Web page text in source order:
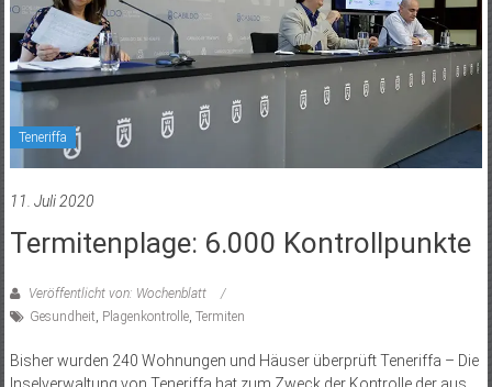
Teneriffa
11. Juli 2020
Termitenplage: 6.000 Kontrollpunkte
Veröffentlicht von: Wochenblatt
Gesundheit, Plagenkontrolle, Termiten
Bisher wurden 240 Wohnungen und Häuser überprüft Teneriffa – Die